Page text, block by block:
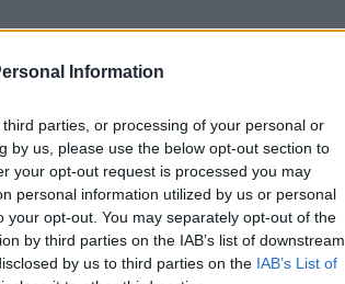
Information
parties, or processing of your personal or
by us, please use the below opt-out section to
your opt-out request is processed you may
personal information utilized by us or personal
opt-out. You may separately opt-out of the
by third parties on the IAB’s list of downstream
by us to third parties on the IAB’s List of